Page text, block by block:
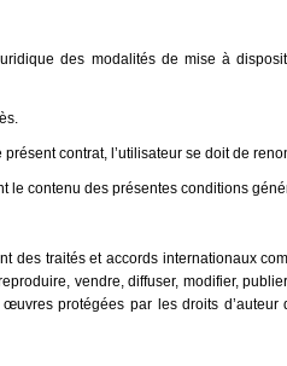
des modalités de mise à
contrat, l’utilisateur se doit de
contenu des présentes conditions
traités et accords internationaux
vendre, diffuser, modifier,
protégées par les droits